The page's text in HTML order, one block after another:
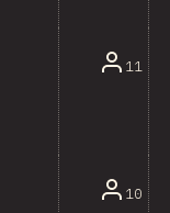
11
10